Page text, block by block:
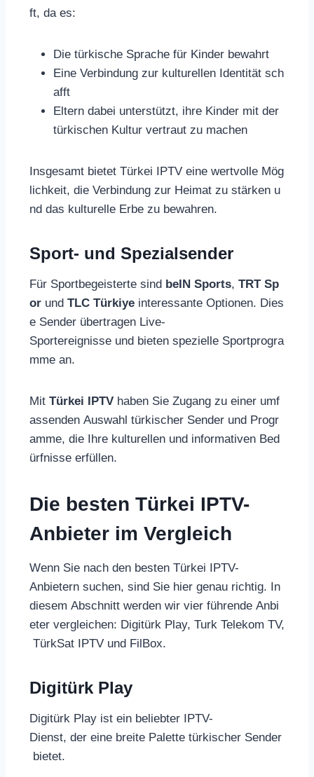
ft, da es:
Die türkische Sprache für Kinder bewahrt
Eine Verbindung zur kulturellen Identität sch
afft
Eltern dabei unterstützt, ihre Kinder mit der
türkischen Kultur vertraut zu machen
Insgesamt bietet Türkei IPTV eine wertvolle Mög
lichkeit, die Verbindung zur Heimat zu stärken u
nd das kulturelle Erbe zu bewahren.
Sport- und Spezialsender
Für Sportbegeisterte sind beIN Sports, TRT Sp
or und TLC Türkiye interessante Optionen. Dies
e Sender übertragen Live-
Sportereignisse und bieten spezielle Sportprogra
mme an.
Mit Türkei IPTV haben Sie Zugang zu einer umf
assenden Auswahl türkischer Sender und Progr
amme, die Ihre kulturellen und informativen Bed
ürfnisse erfüllen.
Die besten Türkei IPTV-
Anbieter im Vergleich
Wenn Sie nach den besten Türkei IPTV-
Anbietern suchen, sind Sie hier genau richtig. In
diesem Abschnitt werden wir vier führende Anbi
eter vergleichen: Digitürk Play, Turk Telekom TV,
TürkSat IPTV und FilBox.
Digitürk Play
Digitürk Play ist ein beliebter IPTV-
Dienst, der eine breite Palette türkischer Sender
bietet.